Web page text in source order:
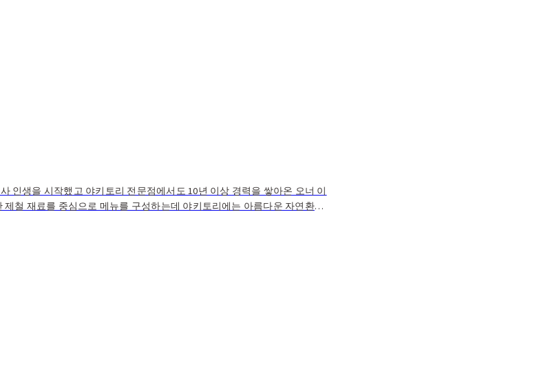
인생을 시작했고 야키토리 전문점에서도 10년 이상 경력을 쌓아온 오너 이
철 재료를 중심으로 메뉴를 구성하는데 야키토리에는 아름다운 자연환경